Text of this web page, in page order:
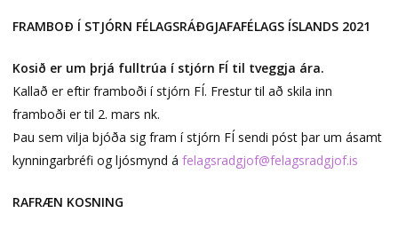
FRAMBOÐ Í STJÓRN FÉLAGSRÁÐGJAFAFÉLAGS ÍSLANDS 2021
Kosið er um þrjá fulltrúa í stjórn FÍ til tveggja ára.
Kallað er eftir framboði í stjórn FÍ. Frestur til að skila inn
framboði er til 2. mars nk.
Þau sem vilja bjóða sig fram í stjórn FÍ sendi póst þar um ásamt
kynningarbréfi og ljósmynd á felagsradgjof@felagsradgjof.is
RAFRÆN KOSNING